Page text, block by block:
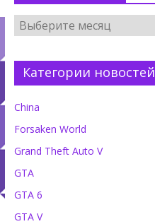
Категории новостей
China
Forsaken World
Grand Theft Auto V
GTA
GTA 6
GTA V